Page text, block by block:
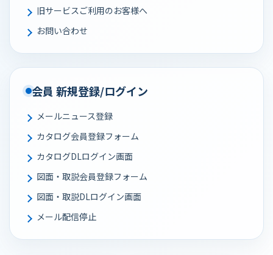
旧サービスご利用のお客様へ
お問い合わせ
会員 新規登録/ログイン
メールニュース登録
カタログ会員登録フォーム
カタログDLログイン画面
図面・取説会員登録フォーム
図面・取説DLログイン画面
メール配信停止